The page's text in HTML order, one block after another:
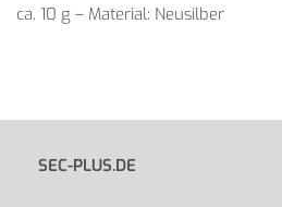
ca. 10 g – Material: Neusilber
SEC-PLUS.DE